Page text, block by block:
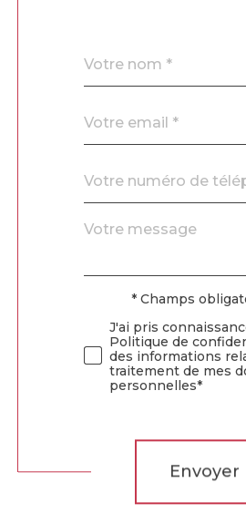
par
*
*
*
Fieldset
défaut
Message
*
Validation* Champs
J'ai pris
Politique de
des informations
traitement de mes
personnelles*
Envoyer